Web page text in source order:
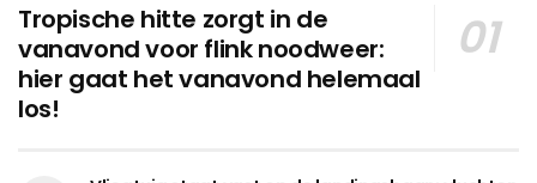
Tropische hitte zorgt in de
vanavond voor flink noodweer:
hier gaat het vanavond helemaal
los!